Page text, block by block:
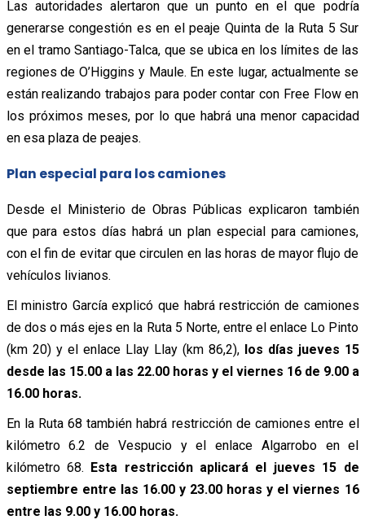
Las autoridades alertaron que un punto en el que podría
generarse congestión es en el peaje Quinta de la Ruta 5 Sur
en el tramo Santiago-Talca, que se ubica en los límites de las
regiones de O’Higgins y Maule. En este lugar, actualmente se
están realizando trabajos para poder contar con Free Flow en
los próximos meses, por lo que habrá una menor capacidad
en esa plaza de peajes.
Plan especial para los camiones
Desde el Ministerio de Obras Públicas explicaron también
que para estos días habrá un plan especial para camiones,
con el fin de evitar que circulen en las horas de mayor flujo de
vehículos livianos.
El ministro García explicó que habrá restricción de camiones
de dos o más ejes en la Ruta 5 Norte, entre el enlace Lo Pinto
(km 20) y el enlace Llay Llay (km 86,2), los días jueves 15
desde las 15.00 a las 22.00 horas y el viernes 16 de 9.00 a
16.00 horas.
En la Ruta 68 también habrá restricción de camiones entre el
kilómetro 6.2 de Vespucio y el enlace Algarrobo en el
kilómetro 68. Esta restricción aplicará el jueves 15 de
septiembre entre las 16.00 y 23.00 horas y el viernes 16
entre las 9.00 y 16.00 horas.